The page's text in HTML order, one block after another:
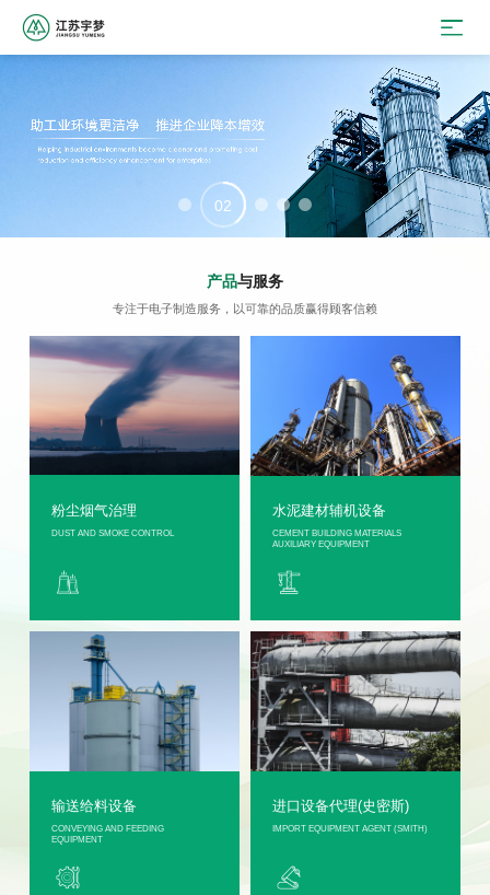
01 02 03 04 05
产品与服务
专注于电子制造服务，以可靠的品质赢得顾客信赖
粉尘烟气治理
DUST AND SMOKE CONTROL
水泥建材辅机设备
CEMENT BUILDING MATERIALS
AUXILIARY EQUIPMENT
输送给料设备
CONVEYING AND FEEDING
EQUIPMENT
进口设备代理(史密斯)
IMPORT EQUIPMENT AGENT (SMITH)